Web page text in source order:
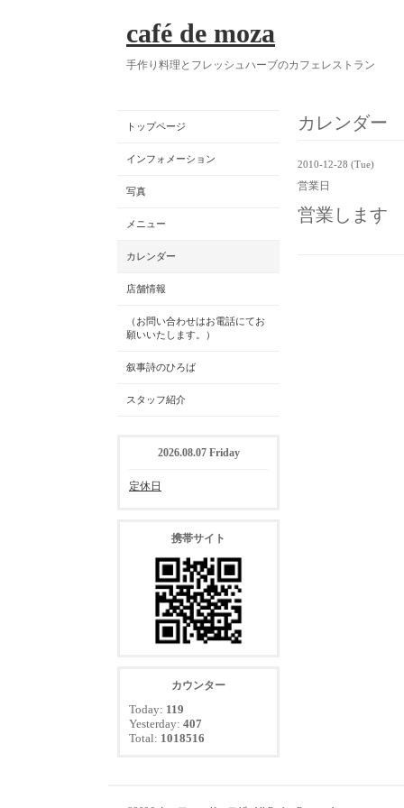
café de moza
手作り料理とフレッシュハーブのカフェレストラン
カレンダー
2010-12-28 (Tue)
営業日
営業します
トップページ
インフォメーション
写真
メニュー
カレンダー
店舗情報
（お問い合わせはお電話にてお
願いいたします。）
叙事詩のひろば
スタッフ紹介
2026.08.07 Friday
定休日
携帯サイト
カウンター
Today: 119
Yesterday: 407
Total: 1018516